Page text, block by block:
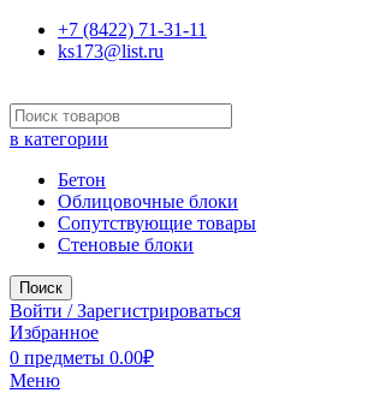
+7 (8422) 71-31-11
ks173@list.ru
в категории
Бетон
Облицовочные блоки
Сопутствующие товары
Стеновые блоки
Поиск
Войти / Зарегистрироваться
Избранное
0 предметы 0.00₽
Меню